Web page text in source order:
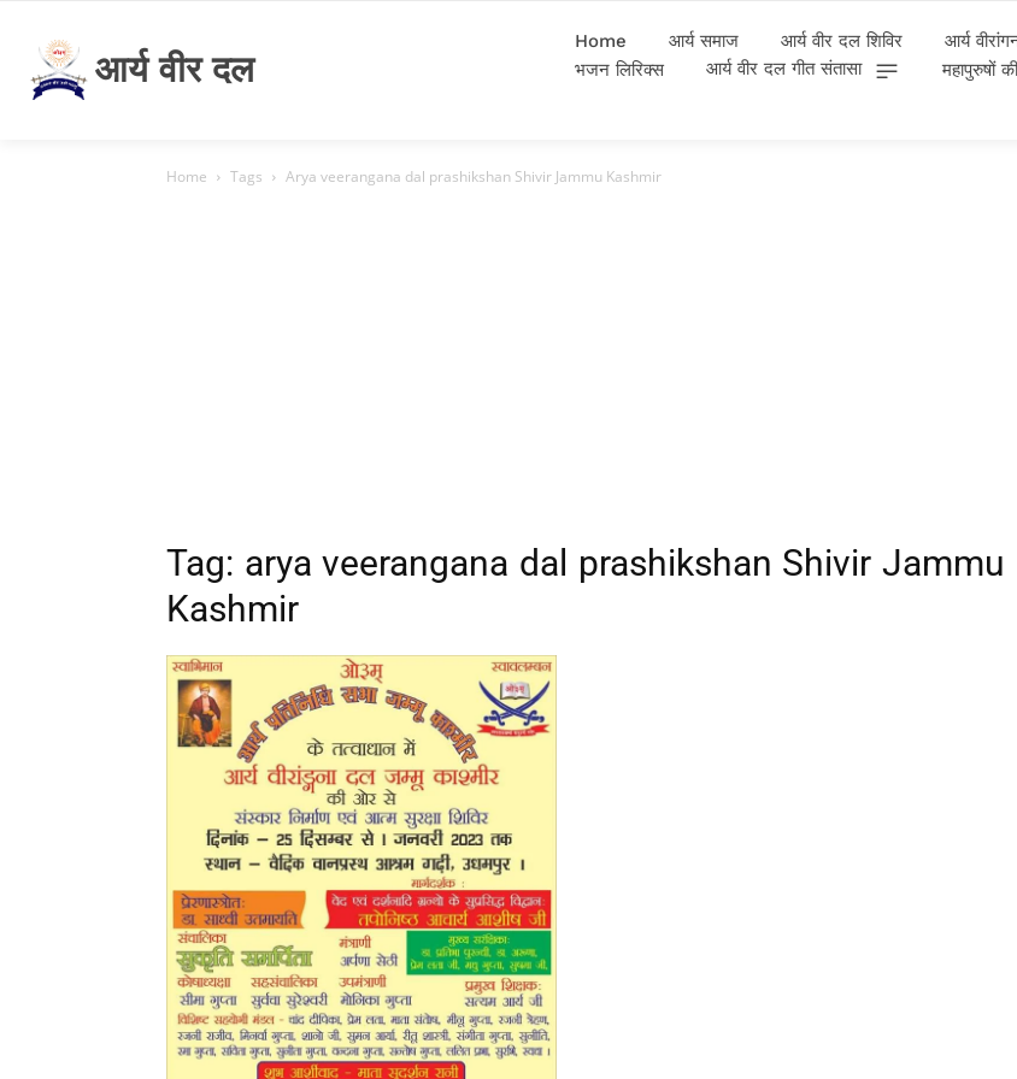
आर्य वीर दल
Home आर्य समाज आर्य वीर दल शिविर आर्य
भजन लिरिक्स
आर्य वीर दल गीत संतासा महापुरुषों
Home Tags Arya veerangana dal prashikshan Shivir Jammu Kashmir
Tag: arya veerangana dal prashikshan Shivir Jammu
Kashmir